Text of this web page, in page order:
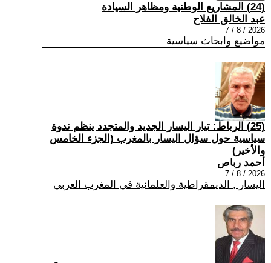
(24) المشاريع الوطنية ومظاهر السيادة
عبد الخالق الفلاح
2026 / 8 / 7
مواضيع وابحاث سياسية
(25) الرباط: تيار اليسار الجديد والمتجدد ينظم ندوة
سياسية حول سؤال اليسار بالمغرب (الجزء الخامس
والأخير)
أحمد رباص
2026 / 8 / 7
اليسار , الديمقراطية والعلمانية في المغرب العربي